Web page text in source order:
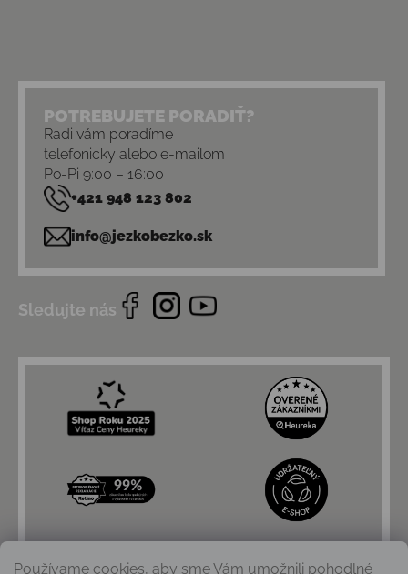
Používame cookies, aby sme Vám umožnili pohodlné
POTREBUJETE PORADIŤ?
Radi vám poradíme
telefonicky alebo e-mailom
Po-Pi 9:00 – 16:00
+421 948 123 802
info@jezkobezko.sk
Sledujte nás